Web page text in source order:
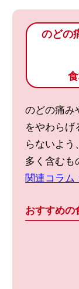
のどの
のどの痛み
をやわらげ
らないよ
多く含むも
関連コラム
おすすめの